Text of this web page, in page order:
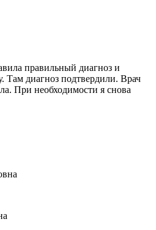
правильный диагноз и
Там диагноз подтвердили. Врач
При необходимости я снова